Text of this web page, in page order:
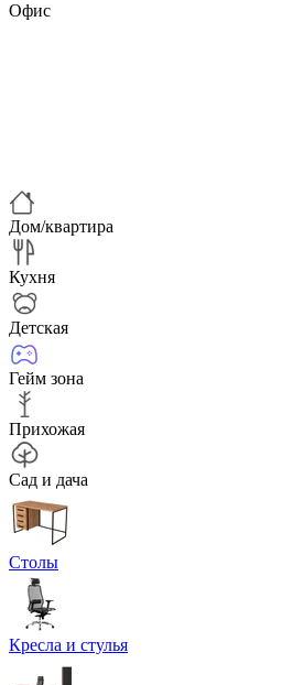
Офис
Дом/квартира
Кухня
Детская
Гейм зона
Прихожая
Сад и дача
Столы
Кресла и стулья